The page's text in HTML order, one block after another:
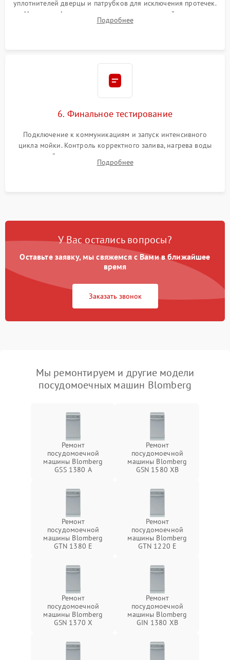
уплотнителей дверцы и патрубков для исключения протечек.
Надежная фиксация хомутов гидравлической системы,
сборка корпуса и установка датчика поплавка.
Подробнее
6. Финальное тестирование
Подключение к коммуникациям и запуск интенсивного
цикла мойки. Контроль корректного залива, нагрева воды
до нужной температуры, отсутствия посторонних шумов,
штатного слива и абсолютной сухости в поддоне.
Подробнее
У Вас остались вопросы?
Оставьте заявку, мы свяжемся с Вами в ближайшее
время
Заказать звонок
Мы ремонтируем и другие модели
посудомоечных машин Blomberg
Ремонт
посудомоечной
машины Blomberg
GSS 1380 А
Ремонт
посудомоечной
машины Blomberg
GSN 1580 XB
Ремонт
посудомоечной
машины Blomberg
GTN 1380 E
Ремонт
посудомоечной
машины Blomberg
GTN 1220 E
Ремонт
посудомоечной
машины Blomberg
GSN 1370 X
Ремонт
посудомоечной
машины Blomberg
GIN 1380 XB